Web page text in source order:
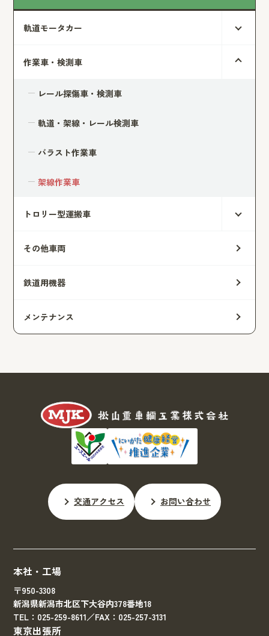
軌道モータカー
作業車・検測車
レール探傷車・検測車
軌道・架線・レール検測車
バラスト作業車
架線作業車
トロリー型運搬車
その他車両
鉄道用機器
メンテナンス
交通アクセス お問い合わせ
本社・工場
〒950-3308
新潟県新潟市北区下大谷内378番地18
TEL：025-259-8611／FAX：025-257-3131
東京出張所